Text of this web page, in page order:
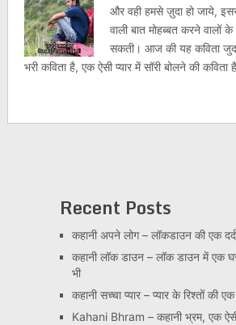
और वही हमसे ज़ुदा हो जाये,
वाली बात मोहब्बत करने वालों के
सकती। आज की यह कविता
भरी कविता है, एक ऐसी प्यार में सॉरी बोलने की कविता
Recent Posts
कहानी अपने लोग – लॉकडाउन की एक
कहानी लॉक डाउन – लॉक डाउन में एक
भी
कहानी सच्चा प्यार – प्यार के रिश्तों की
Kahani Bhram – कहानी भ्रम, एक